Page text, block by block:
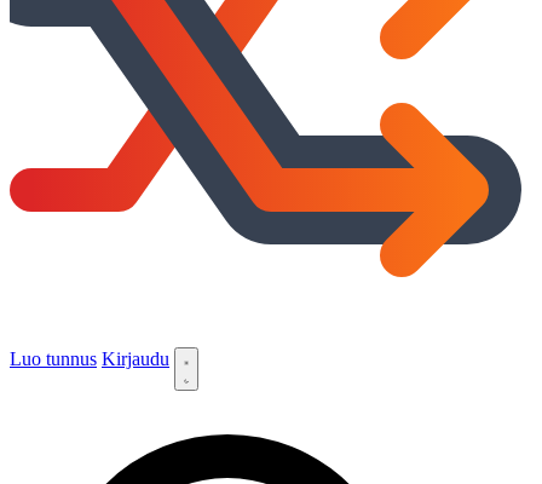
Luo tunnus Kirjaudu